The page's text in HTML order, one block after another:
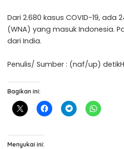
Dari 2.680 kasus COVID-19, ada
(WNA) yang masuk Indonesia.
dari India.
Penulis/ Sumber : (naf/up)
Bagikan ini:
Menyukai ini: